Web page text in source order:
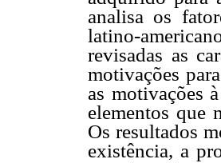
analisa os
latino-
revisadas as
motivações
as motivações
elementos que
Os resultados
existência, a